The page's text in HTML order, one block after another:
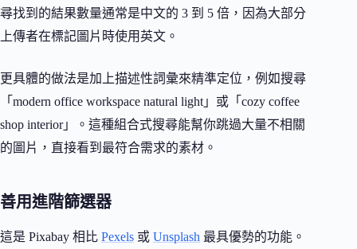
尋找到的結果數量通常是中文的 3 到 5 倍，因為大部分
上傳者在標記圖片時使用英文。
更具體的做法是加上描述性詞彙來精準定位，例如搜尋
「modern office workspace natural light」或「cozy coffee
shop interior」。這種組合式搜尋能幫你跳過大量不相關
的圖片，直接看到最符合需求的素材。
善用進階篩選器
這是 Pixabay 相比 Pexels 或 Unsplash 最具優勢的功能。